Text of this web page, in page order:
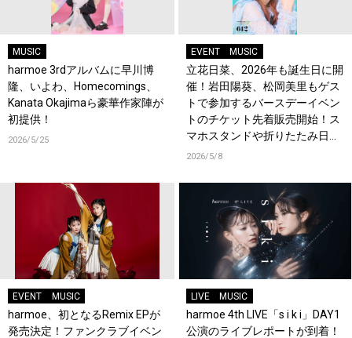
MUSIC
harmoe 3rdアルバムに早川博
隆、いよわ、Homecomings、
Kanata Okajimaら豪華作家陣が
初提供！
2026/5/25
EVENT MUSIC
立花日菜、2026年も誕生日に開
催！岩田陽葵、松岡美里もゲス
トで参加するバースデーイベン
トのチケット先着販売開始！ス
マホスタンドや折りたたみ日傘
などオリジナルグッズ販売決
2026/5/8
EVENT MUSIC
harmoe、初となるRemix EPが
発売決定！ファンクラブイベン
LIVE MUSIC
harmoe 4th LIVE「s i k i」DAY1
公演のライブレポートが到着！